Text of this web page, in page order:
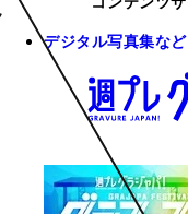
デジタル写真集な